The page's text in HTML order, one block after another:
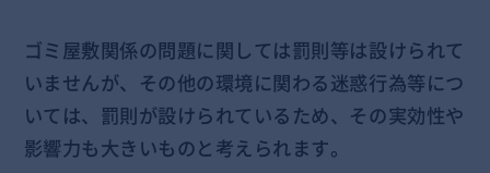
ゴミ屋敷関係の問題に関しては罰則等は設けられて
いませんが、その他の環境に関わる迷惑行為等につ
いては、罰則が設けられているため、その実効性や
影響力も大きいものと考えられます。